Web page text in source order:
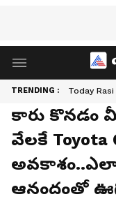
TRENDING : Today
కారు కొనడం
వేలకే Toyota
ఆనందంతో